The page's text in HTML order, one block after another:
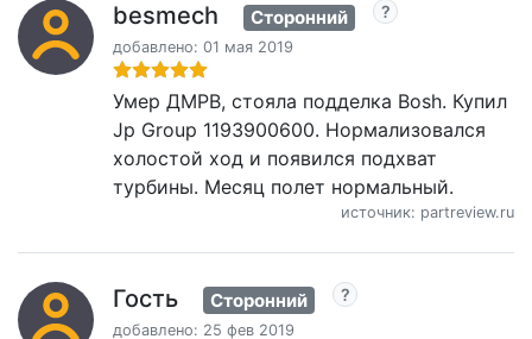
besmech Сторонний
добавлено: 01 мая 2019
Умер ДМРВ, стояла подделка Bosh. Купил
Jp Group 1193900600. Нормализовался
холостой ход и появился подхват
турбины. Месяц полет нормальный.
источник: partreview.ru
Гость Сторонний
добавлено: 25 фев 2019